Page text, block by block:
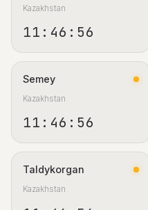
Kazakhstan
11:46:57
Semey
Kazakhstan
11:46:57
Taldykorgan
Kazakhstan